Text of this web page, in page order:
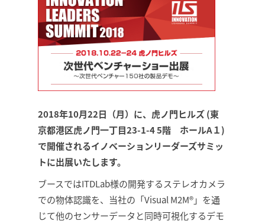
2018年10月22日（月）に、虎ノ門ヒルズ (東
京都港区虎ノ門一丁目23-1-4 5階 ホールA１)
で開催されるイノベーションリーダーズサミッ
トに出展いたします。
ブースではITDLab様の開発するステレオカメラ
での物体認識を、当社の「Visual M2M®」を通
じて他のセンサーデータと同時可視化するデモ